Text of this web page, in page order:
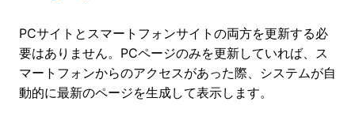
PCサイトとスマートフォンサイトの両方を更新する必
要はありません。PCページのみを更新していれば、ス
マートフォンからのアクセスがあった際、システムが自
動的に最新のページを生成して表示します。